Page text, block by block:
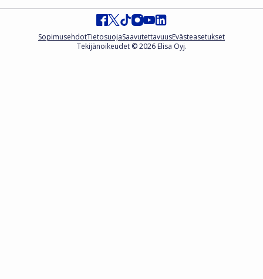
SopimusehdotTietosuojaSaavutettavuusEvästeasetukset
Tekijänoikeudet © 2026 Elisa Oyj.